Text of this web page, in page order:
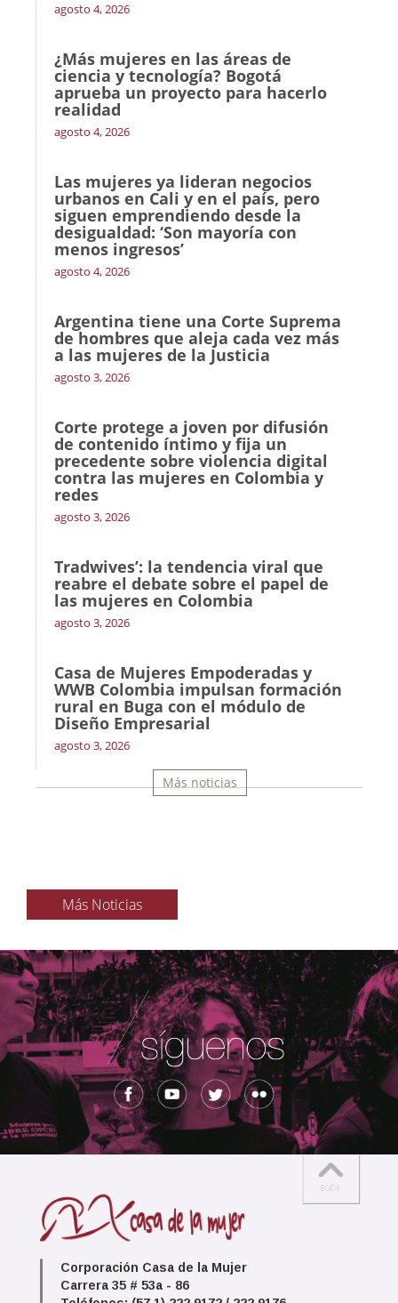
agosto 4, 2026
¿Más mujeres en las áreas de
ciencia y tecnología? Bogotá
aprueba un proyecto para hacerlo
realidad
agosto 4, 2026
Las mujeres ya lideran negocios
urbanos en Cali y en el país, pero
siguen emprendiendo desde la
desigualdad: ‘Son mayoría con
menos ingresos’
agosto 4, 2026
Argentina tiene una Corte Suprema
de hombres que aleja cada vez más
a las mujeres de la Justicia
agosto 3, 2026
Corte protege a joven por difusión
de contenido íntimo y fija un
precedente sobre violencia digital
contra las mujeres en Colombia y
redes
agosto 3, 2026
Tradwives’: la tendencia viral que
reabre el debate sobre el papel de
las mujeres en Colombia
agosto 3, 2026
Casa de Mujeres Empoderadas y
WWB Colombia impulsan formación
rural en Buga con el módulo de
Diseño Empresarial
agosto 3, 2026
Más noticias
Más Noticias
Corporación Casa de la Mujer
Carrera 35 # 53a - 86